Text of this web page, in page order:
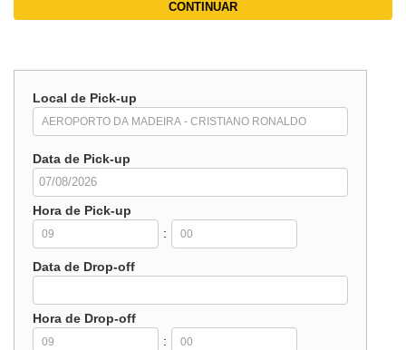
CONTINUAR
Local de Pick-up
Data de Pick-up
Hora de Pick-up
:
Data de Drop-off
Hora de Drop-off
: